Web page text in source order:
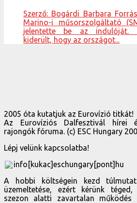
Szerző: Bogárdi Barbara
Marino-i műsorszolgáltató
jelentette be az indulóját.
kiderült, hogy az országot...
2005 óta kutatjuk az Eurovízió titkát!
Az Eurovíziós Dalfesztivál hírei
rajongók fóruma. (c) ESC Hungary
Lépj velünk kapcsolatba!
info[kukac]eschungary[pont]hu
A hobbi költségein kezd
üzemeltetése, ezért kérünk
szezon alatti zavartalan működés